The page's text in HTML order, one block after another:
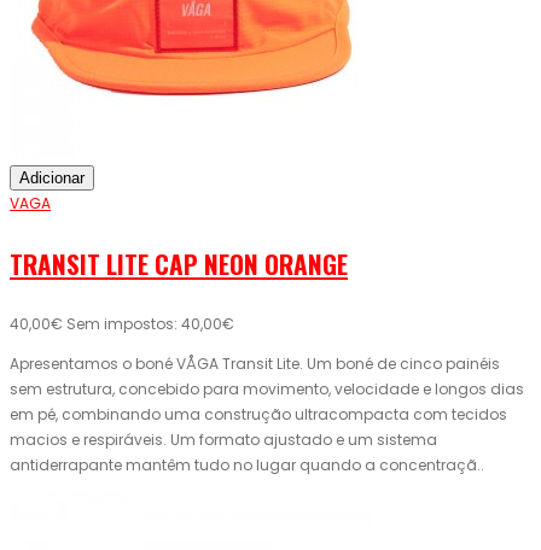
Adicionar
VAGA
TRANSIT LITE CAP NEON ORANGE
40,00€ Sem impostos: 40,00€
Apresentamos o boné VÅGA Transit Lite. Um boné de cinco painéis
sem estrutura, concebido para movimento, velocidade e longos dias
em pé, combinando uma construção ultracompacta com tecidos
macios e respiráveis. Um formato ajustado e um sistema
antiderrapante mantêm tudo no lugar quando a concentraçã..